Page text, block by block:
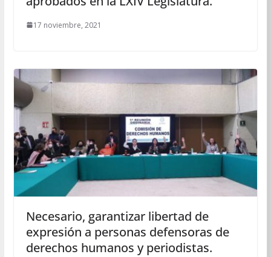
17 noviembre, 2021
Necesario, garantizar libertad de
expresión a personas defensoras de
derechos humanos y periodistas.